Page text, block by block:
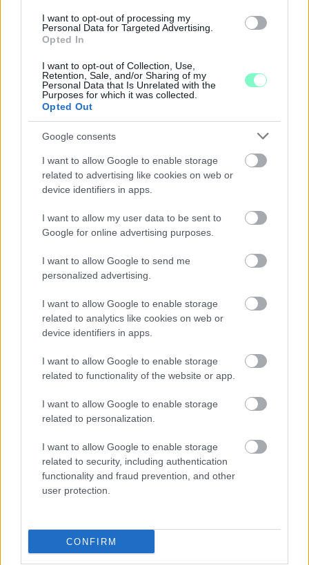
I want to opt-out of processing my
Personal Data for Targeted Advertising.
Opted In
I want to opt-out of Collection, Use,
Retention, Sale, and/or Sharing of my
Personal Data that Is Unrelated with the
Purposes for which it was collected.
Opted Out
Google consents
I want to allow Google to enable storage
related to advertising like cookies on web or
device identifiers in apps.
I want to allow my user data to be sent to
Google for online advertising purposes.
I want to allow Google to send me
personalized advertising.
I want to allow Google to enable storage
related to analytics like cookies on web or
device identifiers in apps.
I want to allow Google to enable storage
related to functionality of the website or app.
I want to allow Google to enable storage
related to personalization.
I want to allow Google to enable storage
related to security, including authentication
functionality and fraud prevention, and other
user protection.
CONFIRM
GYŐR TOVÁBBRA IS TAKARÉKOSKODIK: NEM
LEGTÖBB SZÖKŐKÚT SEM INDUL ÚJRA
Pintér Bence polgármester szerint az enyhülés csak átmeneti,
energiahasználat csökkentésére hozott városi intézkedéseket.
MIT LEHET TENNI, HA A BABA NEM FOGADJA EL A
Sok szülő találkozik azzal a helyzettel, hogy a baba egyszerűen
elutasítja a cumisüveget.